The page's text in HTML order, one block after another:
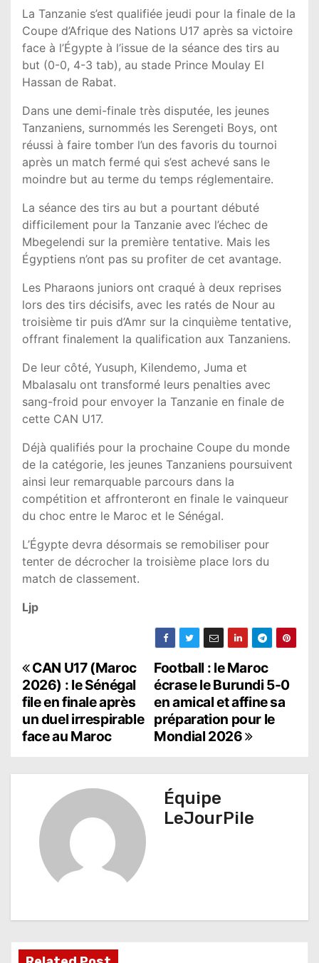
La Tanzanie s’est qualifiée jeudi pour la finale de la
Coupe d’Afrique des Nations U17 après sa victoire
face à l’Égypte à l’issue de la séance des tirs au
but (0-0, 4-3 tab), au stade Prince Moulay El
Hassan de Rabat.
Dans une demi-finale très disputée, les jeunes
Tanzaniens, surnommés les Serengeti Boys, ont
réussi à faire tomber l’un des favoris du tournoi
après un match fermé qui s’est achevé sans le
moindre but au terme du temps réglementaire.
La séance des tirs au but a pourtant débuté
difficilement pour la Tanzanie avec l’échec de
Mbegelendi sur la première tentative. Mais les
Égyptiens n’ont pas su profiter de cet avantage.
Les Pharaons juniors ont craqué à deux reprises
lors des tirs décisifs, avec les ratés de Nour au
troisième tir puis d’Amr sur la cinquième tentative,
offrant finalement la qualification aux Tanzaniens.
De leur côté, Yusuph, Kilendemo, Juma et
Mbalasalu ont transformé leurs penalties avec
sang-froid pour envoyer la Tanzanie en finale de
cette CAN U17.
Déjà qualifiés pour la prochaine Coupe du monde
de la catégorie, les jeunes Tanzaniens poursuivent
ainsi leur remarquable parcours dans la
compétition et affronteront en finale le vainqueur
du choc entre le Maroc et le Sénégal.
L’Égypte devra désormais se remobiliser pour
tenter de décrocher la troisième place lors du
match de classement.
Ljp
N
a
v
g
n
d
Football : le Maroc
écrase le Burundi 5-0
en amical et affine sa
préparation pour le
Mondial 2026
CAN U17 (Maroc
2026) : le Sénégal
file en finale après
un duel irrespirable
face au Maroc
Équipe
LeJourPile